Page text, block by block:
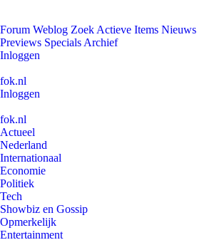
Forum Weblog Zoek Actieve Items Nieuws
Previews Specials Archief
Inloggen
fok.nl
Inloggen
fok.nl
Actueel
Nederland
Internationaal
Economie
Politiek
Tech
Showbiz en Gossip
Opmerkelijk
Entertainment